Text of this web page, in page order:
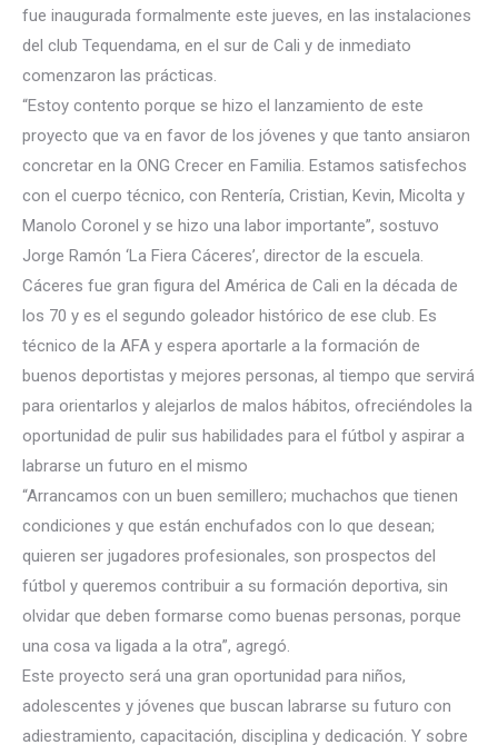
fue inaugurada formalmente este jueves, en las instalaciones
del club Tequendama, en el sur de Cali y de inmediato
comenzaron las prácticas.
“Estoy contento porque se hizo el lanzamiento de este
proyecto que va en favor de los jóvenes y que tanto ansiaron
concretar en la ONG Crecer en Familia. Estamos satisfechos
con el cuerpo técnico, con Rentería, Cristian, Kevin, Micolta y
Manolo Coronel y se hizo una labor importante”, sostuvo
Jorge Ramón ‘La Fiera Cáceres’, director de la escuela.
Cáceres fue gran figura del América de Cali en la década de
los 70 y es el segundo goleador histórico de ese club. Es
técnico de la AFA y espera aportarle a la formación de
buenos deportistas y mejores personas, al tiempo que servirá
para orientarlos y alejarlos de malos hábitos, ofreciéndoles la
oportunidad de pulir sus habilidades para el fútbol y aspirar a
labrarse un futuro en el mismo
“Arrancamos con un buen semillero; muchachos que tienen
condiciones y que están enchufados con lo que desean;
quieren ser jugadores profesionales, son prospectos del
fútbol y queremos contribuir a su formación deportiva, sin
olvidar que deben formarse como buenas personas, porque
una cosa va ligada a la otra”, agregó.
Este proyecto será una gran oportunidad para niños,
adolescentes y jóvenes que buscan labrarse su futuro con
adiestramiento, capacitación, disciplina y dedicación. Y sobre